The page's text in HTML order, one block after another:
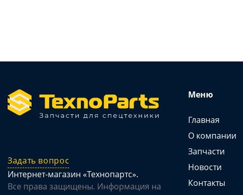
Задать вопрос
Интернет-магазин «Технопартс».
Все права защищены. Информация на
Меню
Главная
О компании
Запчасти
Новости
Контакты